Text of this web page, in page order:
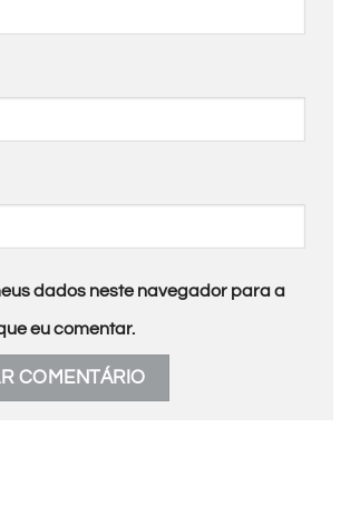
dados neste navegador para a
eu comentar.